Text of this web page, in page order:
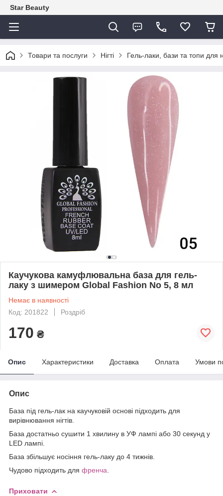
Star Beauty
Товари та послуги Нігті Гель-лаки, бази та топи для
Каучукова камуфлювальна база для гель-
лаку з шимером Global Fashion No 5, 8 мл
Немає в наявності
Код: 201822
Роздріб
170 ₴
Опис Характеристики Доставка Оплата Умови
Опис
База під гель-лак на каучуковій основі підходить для
вирівнювання нігтів.
База достатньо сушити 1 хвилину в УФ лампі або 30 секунд у
LED лампі.
База збільшує носіння гель-лаку до 4 тижнів.
Чудово підходить для френча
Приховати